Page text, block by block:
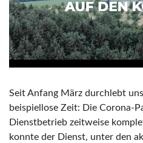
Seit Anfang März durchlebt
beispiellose Zeit: Die Corona-
Dienstbetrieb zeitweise
konnte der Dienst, unter den